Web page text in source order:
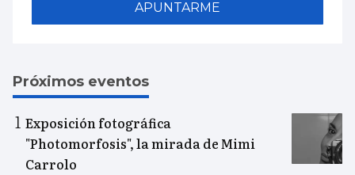
APUNTARME
Próximos eventos
Exposición fotográfica
"Photomorfosis", la mirada de Mimi
Carrolo